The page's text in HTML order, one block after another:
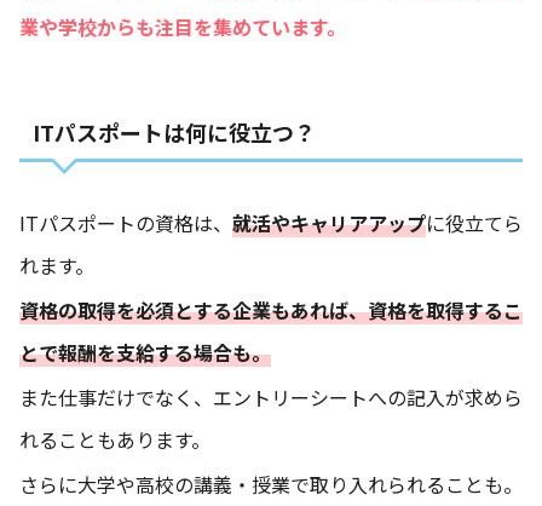
業や学校からも注目を集めています。
ITパスポートは何に役立つ？
ITパスポートの資格は、 就活やキャリアアップに役立てら
れます。
資格の取得を必須とする企業もあれば、資格を取得するこ
とで報酬を支給する場合も。
また仕事だけでなく、エントリーシートへの記入が求めら
れることもあります。
さらに大学や高校の講義・授業で取り入れられることも。